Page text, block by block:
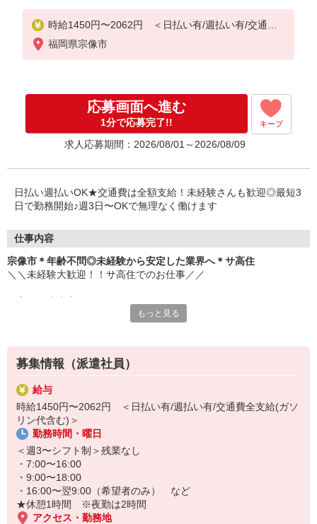
時給1450円〜2062円 ＜日払い有/週払い有/交通費
全支給(ガソリン代含む)＞
福岡県宗像市
応募画面へ進む
1分で応募完了!! キープ
求人応募期間：2026/08/01～2026/08/09
日払い週払いOK★交通費は全額支給！未経験さんも歓迎◎最短3
日で勤務開始♪週3日〜OKで無理なく働けます
仕事内容
宗像市＊年齢不問◎未経験から安定した業界へ＊サ高住
＼＼未経験大歓迎！！サ高住でのお仕事／／
・生活相談やお話の相手 など
元コンビニ店員・アパレル販売・ホテルのフロントスタッフなど、
安定の医療福祉業界で働きたくて転職し、接客経験を活かして活躍
中のスタッフ多数。
お元気な入居者様が多く、スケジュールにもゆとりがあるため、バ
タバタせずに自分のペースで落ち着いて働けます♪
「安定した業界で長く働きたい」
「人と関わる仕事をしたい」
そんな方におすすめです！
ぜひ、お気軽にご応募ください♪
もっと見る
募集情報（派遣社員）
給与
時給1450円〜2062円 ＜日払い有/週払い有/交通費全支給(ガソ
リン代含む)＞
勤務時間・曜日
＜週3〜シフト制＞残業なし
・7:00〜16:00
・9:00〜18:00
・16:00〜翌9:00（希望者のみ） など
★休憩1時間 ※夜勤は2時間
アクセス・勤務地